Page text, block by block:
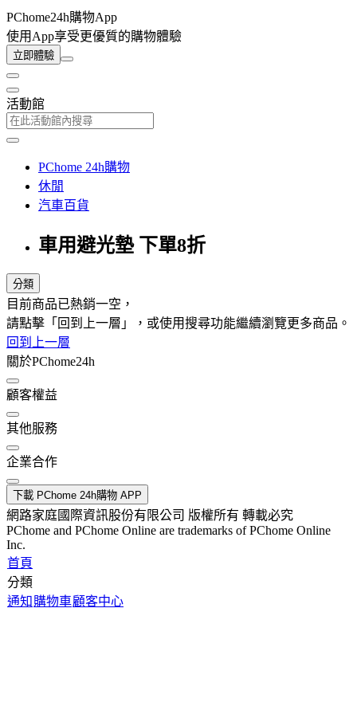
PChome24h購物App
使用App享受更優質的購物體驗
立即體驗
活動館
PChome 24h購物
休閒
汽車百貨
車用避光墊 下單8折
分類
目前商品已熱銷一空，
請點擊「回到上一層」，或使用搜尋功能繼續瀏覽更多商品。
回到上一層
關於PChome24h
顧客權益
其他服務
企業合作
下載 PChome 24h購物 APP
網路家庭國際資訊股份有限公司 版權所有 轉載必究
PChome and PChome Online are trademarks of PChome Online
Inc.
首頁
分類
通知 購物車顧客中心